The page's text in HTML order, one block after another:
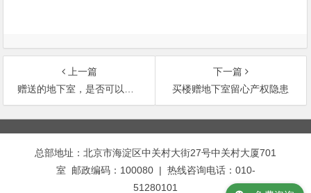
上一篇
赠送的地下室，是否可以办产权？
下一篇
买楼赠地下室留心产权隐患
文
章
总部地址：北京市海淀区中关村大街27号中关村大厦701
室 邮政编码：100080 | 热线咨询电话：010-
51280101